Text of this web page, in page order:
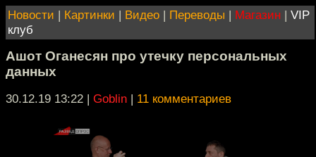
Новости | Картинки | Видео | Переводы | Магазин | VIP
клуб
Ашот Оганесян про утечку персональных
данных
30.12.19 13:22 | Goblin | 11 комментариев